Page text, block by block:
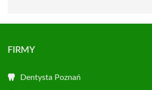
FIRMY
Dentysta Poznań